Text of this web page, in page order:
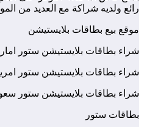
رائع ولديه شراكة مع العديد من المواقع العالمية الموقع يتميز بسهولة طلب
موقع بيع بطاقات بلايستيشن
شراء بطاقات بلايستيشن ستور
شراء بطاقات بلايستيشن ستور
شراء بطاقات بلايستيشن ستور
بطاقات ستور